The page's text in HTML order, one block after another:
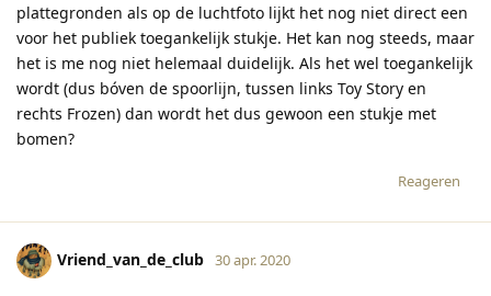
plattegronden als op de luchtfoto lijkt het nog niet direct een
voor het publiek toegankelijk stukje. Het kan nog steeds, maar
het is me nog niet helemaal duidelijk. Als het wel toegankelijk
wordt (dus bóven de spoorlijn, tussen links Toy Story en
rechts Frozen) dan wordt het dus gewoon een stukje met
bomen?
Reageren
Vriend_van_de_club 30 apr. 2020